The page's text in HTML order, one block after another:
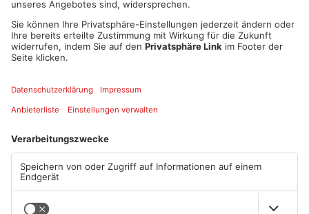
Mehr aus Kreis
Aschaffenburg